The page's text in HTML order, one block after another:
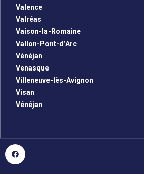
Valence
Valréas
Vaison-la-Romaine
Vallon-Pont-d’Arc
Vénéjan
Venasque
Villeneuve-lès-Avignon
Visan
Vénéjan